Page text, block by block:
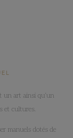
un art ainsi qu’un
et cultures.
manuels dotés de